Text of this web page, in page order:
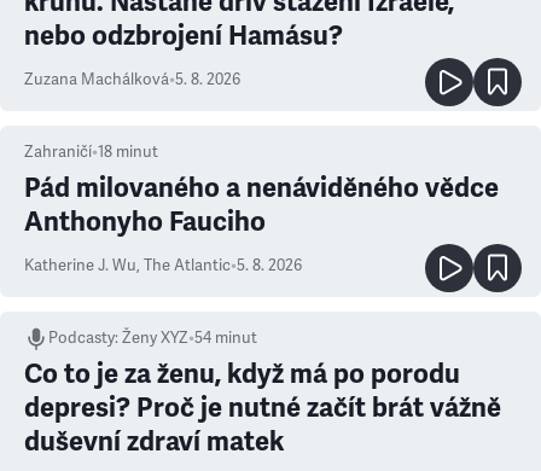
nebo odzbrojení Hamásu?
Zuzana Machálková•5. 8. 2026
Zahraničí•18 minut
Pád milovaného a nenáviděného vědce
Anthonyho Fauciho
Katherine J. Wu, The Atlantic•5. 8. 2026
Podcasty:Ženy XYZ•54 minut
Co to je za ženu, když má po porodu
depresi? Proč je nutné začít brát vážně
duševní zdraví matek